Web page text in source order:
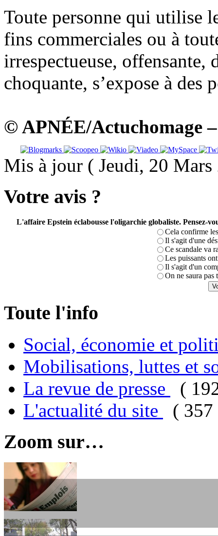
Toute personne qui utilise
fins commerciales ou à
irrespectueuse,
choquante, s’expose à des
© APNÉE/Actuchomage
Mis à jour ( Jeudi, 20
Votre avis ?
L'affaire Epstein éclabousse l'oligarchie globaliste. Pensez-
Cela confirme
Il s'agit d'une
Ce scandale va
Les puissants
Il s'agit d'un
On ne saura pas
Toute l'info
Social, économie et
Mobilisations, luttes et
La revue de presse
(
L'actualité du site
( 357
Zoom sur…